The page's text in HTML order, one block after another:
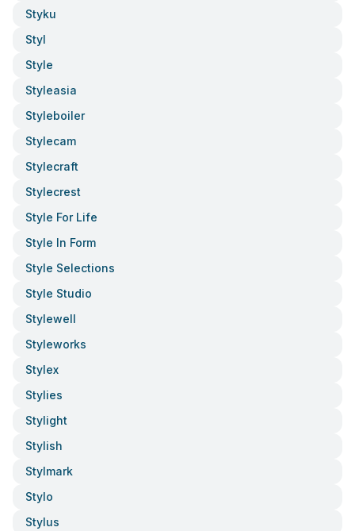
Styku
Styl
Style
Styleasia
Styleboiler
Stylecam
Stylecraft
Stylecrest
Style For Life
Style In Form
Style Selections
Style Studio
Stylewell
Styleworks
Stylex
Stylies
Stylight
Stylish
Stylmark
Stylo
Stylus